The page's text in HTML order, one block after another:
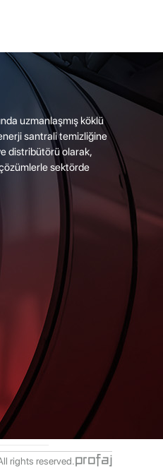
uzmanlaşmış köklü
santrali temizliğine
distribütörü olarak,
sektörde
rights reserved.profaj